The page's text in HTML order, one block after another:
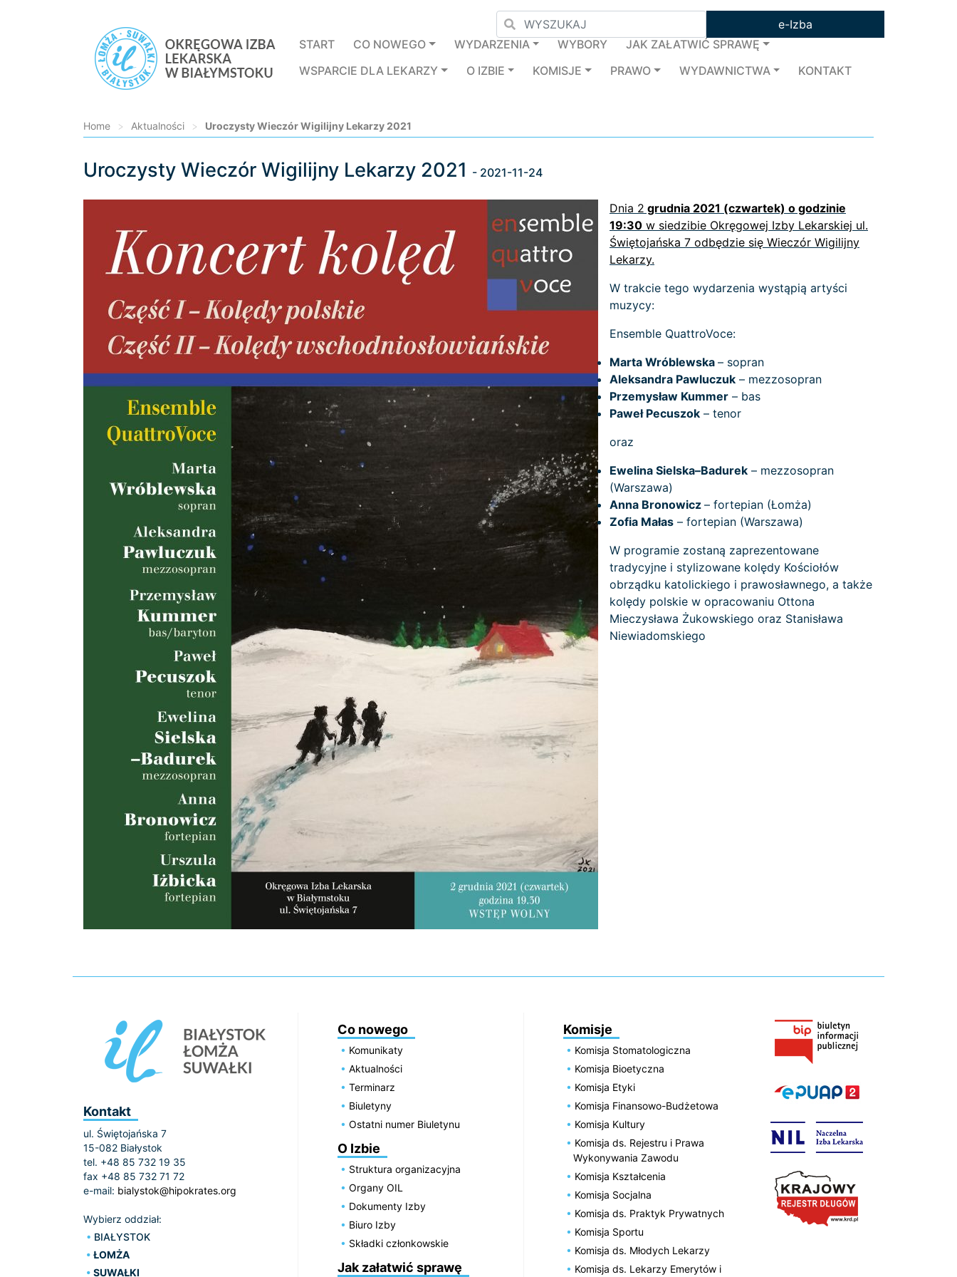
e-Izba
START
CO NOWEGO WYDARZENIA WYBORY
JAK ZAŁATWIĆ SPRAWĘ
WSPARCIE DLA LEKARZY
O IZBIE KOMISJE PRAWO WYDAWNICTWA KONTAKT
Home > Aktualności > Uroczysty Wieczór Wigilijny Lekarzy 2021
Uroczysty Wieczór Wigilijny Lekarzy 2021 - 2021-11-24
Dnia 2 grudnia 2021 (czwartek) o godzinie
19:30 w siedzibie Okręgowej Izby Lekarskiej ul.
Świętojańska 7 odbędzie się Wieczór Wigilijny
Lekarzy.
W trakcie tego wydarzenia wystąpią artyści
muzycy:
Ensemble QuattroVoce:
Marta Wróblewska – sopran
Aleksandra Pawluczuk – mezzosopran
Przemysław Kummer – bas
Paweł Pecuszok – tenor
oraz
Ewelina Sielska–Badurek – mezzosopran
(Warszawa)
Anna Bronowicz – fortepian (Łomża)
Zofia Małas – fortepian (Warszawa)
W programie zostaną zaprezentowane
tradycyjne i stylizowane kolędy Kościołów
obrządku katolickiego i prawosławnego, a także
kolędy polskie w opracowaniu Ottona
Mieczysława Żukowskiego oraz Stanisława
Niewiadomskiego
Kontakt
ul. Świętojańska 7
15-082 Białystok
tel. +48 85 732 19 35
fax +48 85 732 71 72
e-mail: bialystok@hipokrates.org
Wybierz oddział:
BIAŁYSTOK
ŁOMŻA
SUWAŁKI
Co nowego
Komunikaty
Aktualności
Terminarz
Biuletyny
Ostatni numer Biuletynu
O Izbie
Struktura organizacyjna
Organy OIL
Dokumenty Izby
Biuro Izby
Składki członkowskie
Jak załatwić sprawę
Komisje
Komisja Stomatologiczna
Komisja Bioetyczna
Komisja Etyki
Komisja Finansowo-Budżetowa
Komisja Kultury
Komisja ds. Rejestru i Prawa
Wykonywania Zawodu
Komisja Kształcenia
Komisja Socjalna
Komisja ds. Praktyk Prywatnych
Komisja Sportu
Komisja ds. Młodych Lekarzy
Komisja ds. Lekarzy Emerytów i